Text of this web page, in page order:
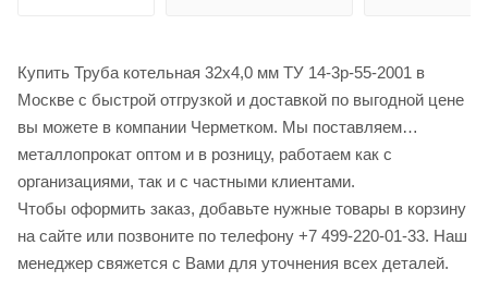
Купить Труба котельная 32х4,0 мм ТУ 14-3р-55-2001 в
Москве с быстрой отгрузкой и доставкой по выгодной цене
вы можете в компании Черметком. Мы поставляем
металлопрокат оптом и в розницу, работаем как с
организациями, так и с частными клиентами.
Чтобы оформить заказ, добавьте нужные товары в корзину
на сайте или позвоните по телефону +7 499-220-01-33. Наш
менеджер свяжется с Вами для уточнения всех деталей.